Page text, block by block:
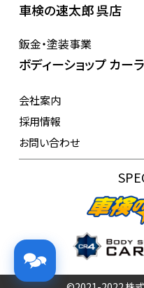
車検の速太郎 呉店
鈑金・塗装事業
ボディーショップ カー
会社案内
採用情報
お問い合わせ